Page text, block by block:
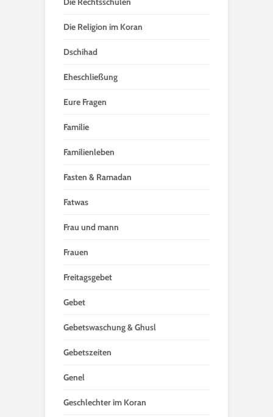
Die Religion im Koran
Dschihad
Eheschließung
Eure Fragen
Familie
Familienleben
Fasten & Ramadan
Fatwas
Frau und mann
Frauen
Freitagsgebet
Gebet
Gebetswaschung & Ghusl
Gebetszeiten
Genel
Geschlechter im Koran